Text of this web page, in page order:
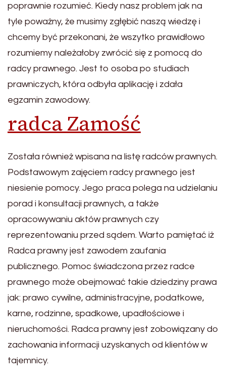
poprawnie rozumieć. Kiedy nasz problem jak na
tyle poważny, że musimy zgłębić naszą wiedzę i
chcemy być przekonani, że wszytko prawidłowo
rozumiemy należałoby zwrócić się z pomocą do
radcy prawnego. Jest to osoba po studiach
prawniczych, która odbyła aplikację i zdała
egzamin zawodowy.
radca Zamość
Została również wpisana na listę radców prawnych.
Podstawowym zajęciem radcy prawnego jest
niesienie pomocy. Jego praca polega na udzielaniu
porad i konsultacji prawnych, a także
opracowywaniu aktów prawnych czy
reprezentowaniu przed sądem. Warto pamiętać iż
Radca prawny jest zawodem zaufania
publicznego. Pomoc świadczona przez radce
prawnego może obejmować takie dziedziny prawa
jak: prawo cywilne, administracyjne, podatkowe,
karne, rodzinne, spadkowe, upadłościowe i
nieruchomości. Radca prawny jest zobowiązany do
zachowania informacji uzyskanych od klientów w
tajemnicy.